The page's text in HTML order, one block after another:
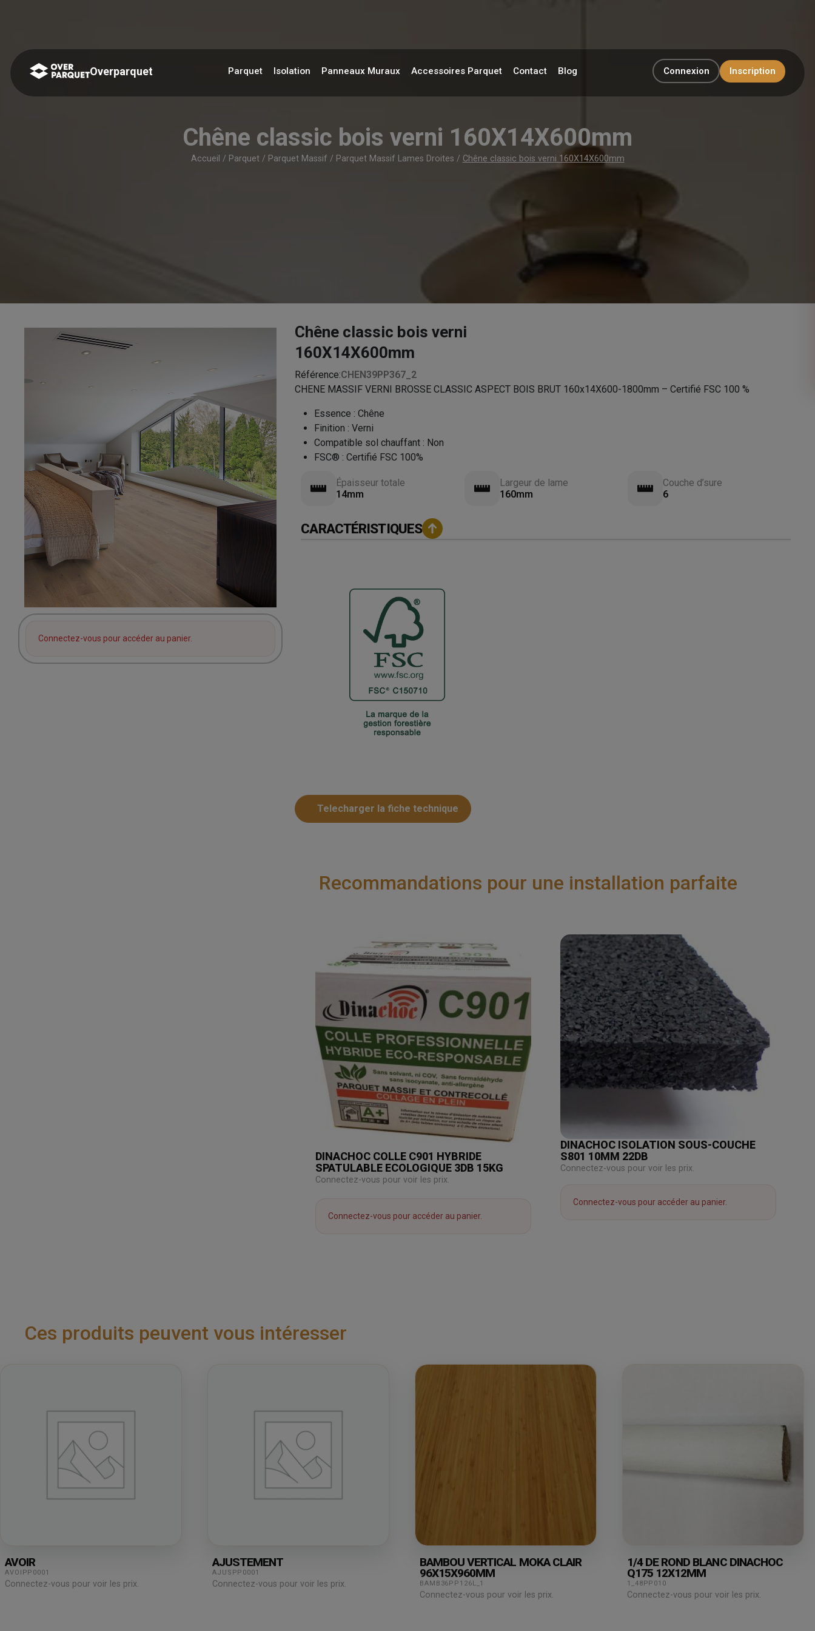
Overparquet Parquet Isolation Panneaux Muraux Accessoires Parquet Contact Blog Connexion Inscription
Chêne classic bois verni 160X14X600mm
Accueil / Parquet/ Parquet Massif / Parquet Massif Lames Droites / Chêne classic bois verni 160X14X600mm
Connectez-vous pour accéder au panier.
Chêne classic bois verni
160X14X600mm
Référence:CHEN39PP367_2
CHENE MASSIF VERNI BROSSE CLASSIC ASPECT BOIS BRUT 160x14X600-1800mm – Certifié FSC 100 %
Essence :Chêne
Finition :Verni
Compatible sol chauffant : Non
FSC® :Certifié FSC 100%
Épaisseur totale
14mm
Largeur de lame
160mm
Couche d’sure
6
CARACTÉRISTIQUES
Telecharger la fiche technique
Recommandations pour une installation parfaite
DINACHOC COLLE C901 HYBRIDE
SPATULABLE ECOLOGIQUE 3DB 15KG
Connectez-vous pour voir les prix.
Connectez-vous pour accéder au panier.
DINACHOC ISOLATION SOUS-COUCHE
S801 10MM 22DB
Connectez-vous pour voir les prix.
Connectez-vous pour accéder au panier.
Ces produits peuvent vous intéresser
AVOIR
AVOIPP0001
Connectez-vous pour voir les prix.
AJUSTEMENT
AJUSPP0001
Connectez-vous pour voir les prix.
BAMBOU VERTICAL MOKA CLAIR
96X15X960MM
BAMB36PP126L_1
Connectez-vous pour voir les prix.
1/4 DE ROND BLANC DINACHOC
Q175 12X12MM
1_48PP010
Connectez-vous pour voir les prix.